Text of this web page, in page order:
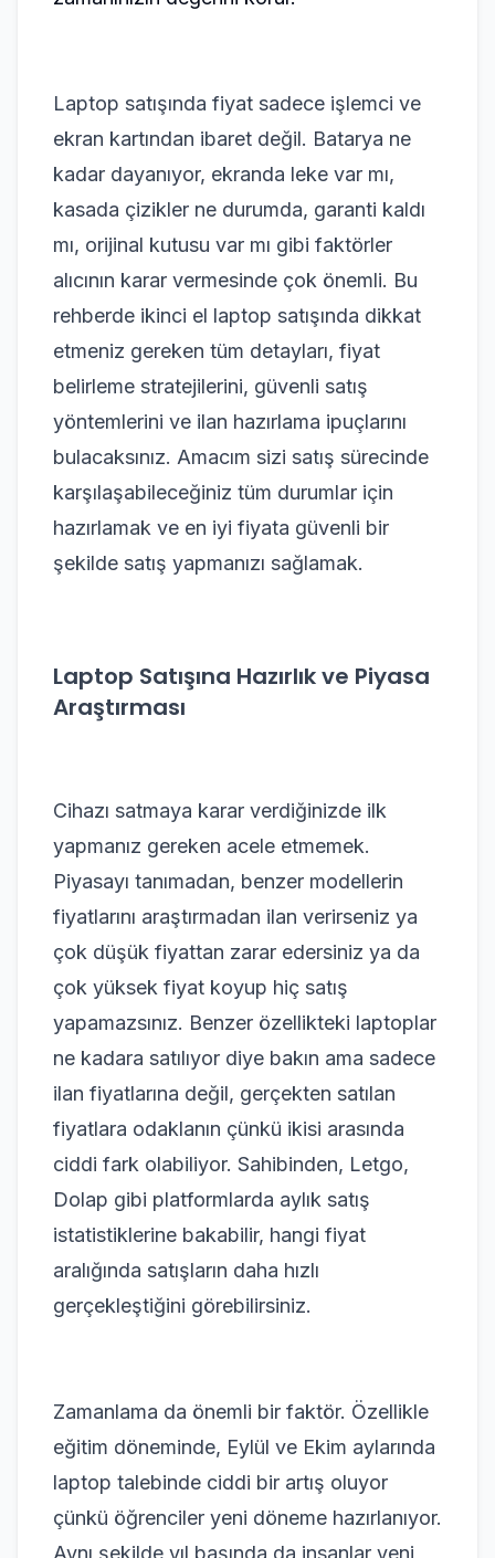
Laptop satışında fiyat sadece işlemci ve
ekran kartından ibaret değil. Batarya ne
kadar dayanıyor, ekranda leke var mı,
kasada çizikler ne durumda, garanti kaldı
mı, orijinal kutusu var mı gibi faktörler
alıcının karar vermesinde çok önemli. Bu
rehberde ikinci el laptop satışında dikkat
etmeniz gereken tüm detayları, fiyat
belirleme stratejilerini, güvenli satış
yöntemlerini ve ilan hazırlama ipuçlarını
bulacaksınız. Amacım sizi satış sürecinde
karşılaşabileceğiniz tüm durumlar için
hazırlamak ve en iyi fiyata güvenli bir
şekilde satış yapmanızı sağlamak.
Laptop Satışına Hazırlık ve Piyasa
Araştırması
Cihazı satmaya karar verdiğinizde ilk
yapmanız gereken acele etmemek.
Piyasayı tanımadan, benzer modellerin
fiyatlarını araştırmadan ilan verirseniz ya
çok düşük fiyattan zarar edersiniz ya da
çok yüksek fiyat koyup hiç satış
yapamazsınız. Benzer özellikteki laptoplar
ne kadara satılıyor diye bakın ama sadece
ilan fiyatlarına değil, gerçekten satılan
fiyatlara odaklanın çünkü ikisi arasında
ciddi fark olabiliyor. Sahibinden, Letgo,
Dolap gibi platformlarda aylık satış
istatistiklerine bakabilir, hangi fiyat
aralığında satışların daha hızlı
gerçekleştiğini görebilirsiniz.
Zamanlama da önemli bir faktör. Özellikle
eğitim döneminde, Eylül ve Ekim aylarında
laptop talebinde ciddi bir artış oluyor
çünkü öğrenciler yeni döneme hazırlanıyor.
Aynı şekilde yıl başında da insanlar yeni